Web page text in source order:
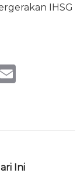
IHSG
Ini